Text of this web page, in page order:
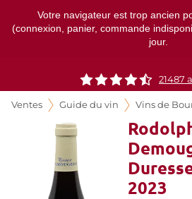
Votre navigateur est trop ancien
(connexion, panier, commande
jour.
21487
Ventes Guide du vin Vins de
2023